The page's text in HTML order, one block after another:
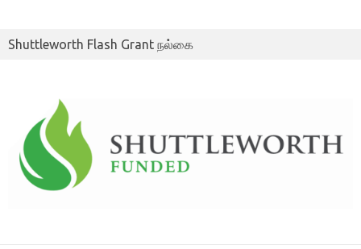
Shuttleworth Flash Grant நல்கை